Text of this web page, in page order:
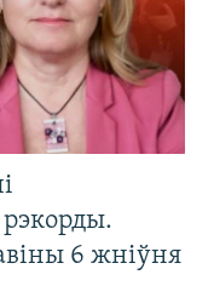
рэкорды.
6 жніўня